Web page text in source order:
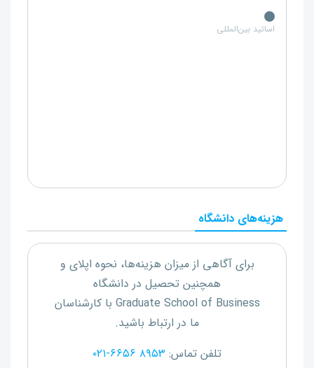
اساتید بین‌المللی
هزینه‌های دانشگاه
برای آگاهی از میزان هزینه‌ها، نحوه اپلای و
همچنین تحصیل در دانشگاه
Graduate School of Businessبا کارشناسان
ما در ارتباط باشید.
تلفن تماس:۰۲۱-۶۶۵۶ ۸۹۵۳